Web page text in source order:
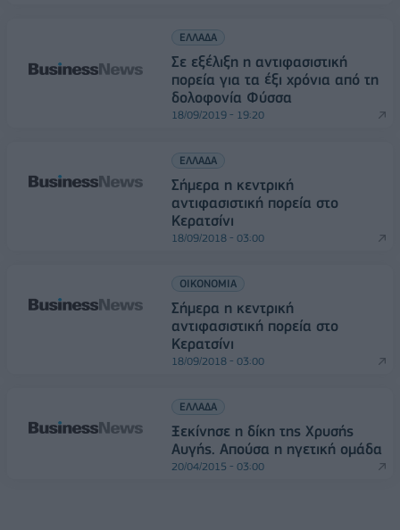
ΕΛΛΑΔΑ
Σε εξέλιξη η αντιφασιστική
πορεία για τα έξι χρόνια από τη
δολοφονία Φύσσα
18/09/2019 - 19:20
ΕΛΛΑΔΑ
Σήμερα η κεντρική
αντιφασιστική πορεία στο
Κερατσίνι
18/09/2018 - 03:00
ΟΙΚΟΝΟΜΙΑ
Σήμερα η κεντρική
αντιφασιστική πορεία στο
Κερατσίνι
18/09/2018 - 03:00
ΕΛΛΑΔΑ
Ξεκίνησε η δίκη της Χρυσής
Αυγής. Απούσα η ηγετική ομάδα
20/04/2015 - 03:00